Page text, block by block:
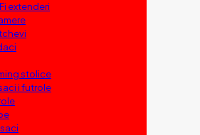
extenderi
stolice
i futrole